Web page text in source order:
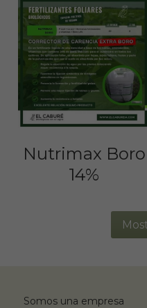
Nutrimax Boro
14%
Somos una empresa